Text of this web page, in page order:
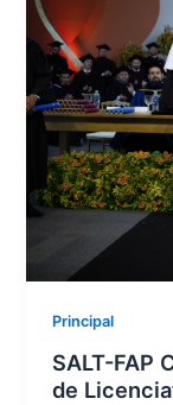
Principal
SALT-FAP
de